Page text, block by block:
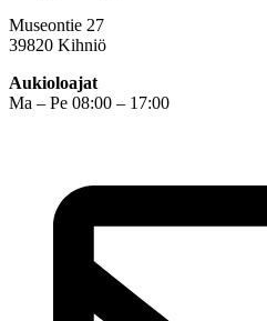
Museontie 27
39820 Kihniö
Aukioloajat
Ma – Pe 08:00 – 17:00